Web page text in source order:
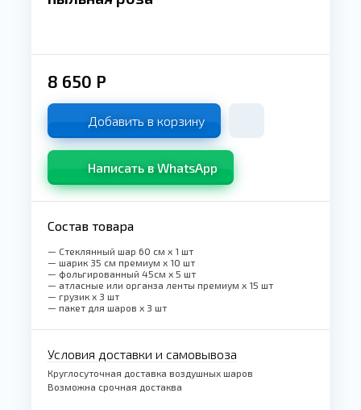
8 650 Р
Добавить в корзину
Написать в WhatsApp
Состав товара
— Стеклянный шар 60 см x 1 шт
— шарик 35 см премиум x 10 шт
— фольгированный 45см x 5 шт
— атласные или органза ленты премиум x 15 шт
— грузик x 3 шт
— пакет для шаров x 3 шт
Условия доставки и самовывоза
Круглосуточная доставка воздушных шаров
Возможна срочная достаква